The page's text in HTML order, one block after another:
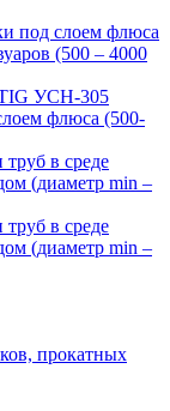
под слоем флюса
(500 – 4000
TIG УСН-305
флюса (500-
труб в среде
(диаметр min –
труб в среде
(диаметр min –
прокатных